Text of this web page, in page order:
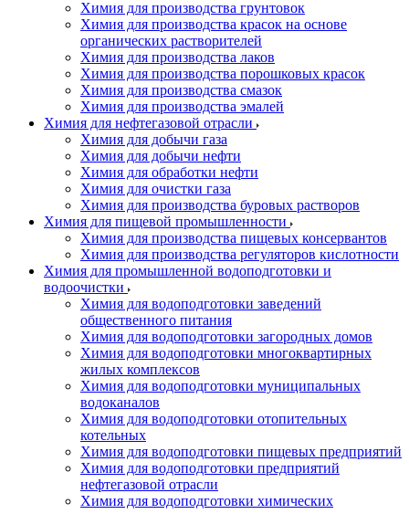
Химия для производства грунтовок
Химия для производства красок на основе
органических растворителей
Химия для производства лаков
Химия для производства порошковых красок
Химия для производства смазок
Химия для производства эмалей
Химия для нефтегазовой отрасли
Химия для добычи газа
Химия для добычи нефти
Химия для обработки нефти
Химия для очистки газа
Химия для производства буровых растворов
Химия для пищевой промышленности
Химия для производства пищевых консервантов
Химия для производства регуляторов кислотности
Химия для промышленной водоподготовки и
водоочистки
Химия для водоподготовки заведений
общественного питания
Химия для водоподготовки загородных домов
Химия для водоподготовки многоквартирных
жилых комплексов
Химия для водоподготовки муниципальных
водоканалов
Химия для водоподготовки отопительных
котельных
Химия для водоподготовки пищевых предприятий
Химия для водоподготовки предприятий
нефтегазовой отрасли
Химия для водоподготовки химических